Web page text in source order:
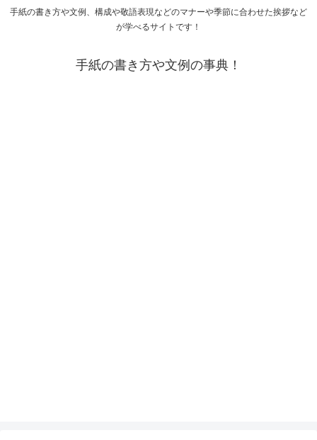
手紙の書き方や文例、構成や敬語表現などのマナーや季節に合わせた挨拶など
が学べるサイトです！
手紙の書き方や文例の事典！